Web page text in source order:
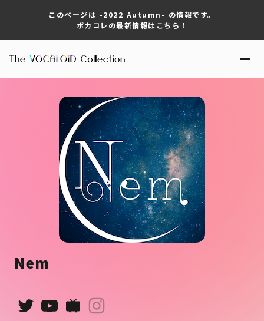
このページは -2022 Autumn- の情報です。
ボカコレの最新情報はこちら！
Nem